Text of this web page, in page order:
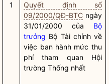
1
Quyết định số
09/2000/QĐ-BTC ngày
31/01/2000 của Bộ
trưởng Bộ Tài chính về
việc ban hành mức thu
phí tham quan Hội
trường Thống nhất